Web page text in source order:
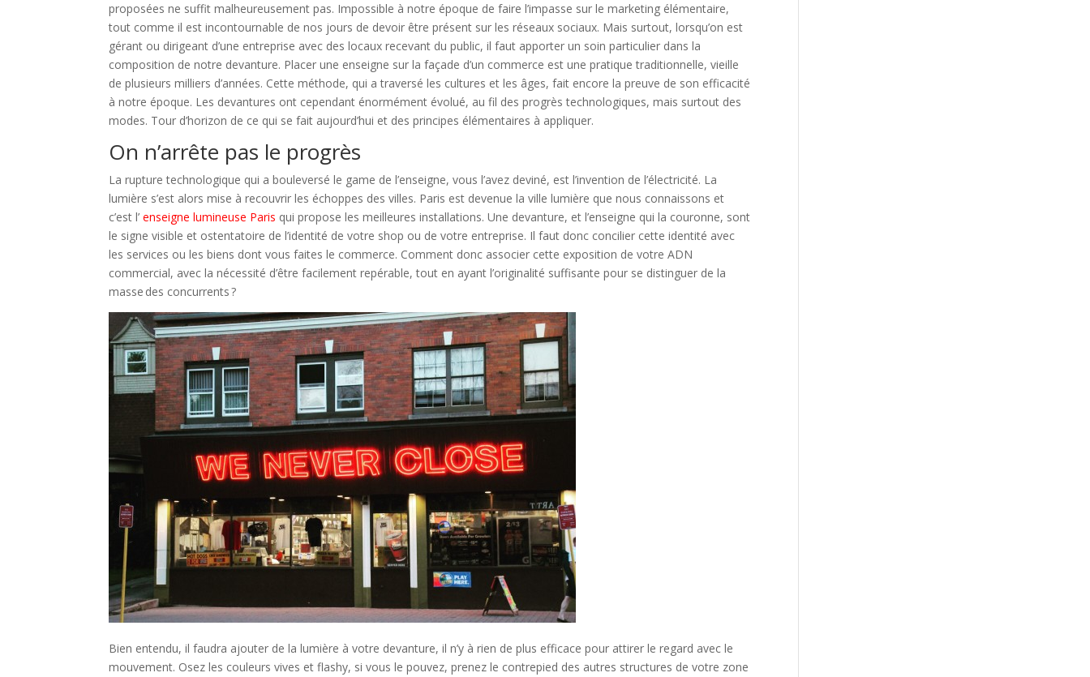
proposées ne suffit malheureusement pas. Impossible à notre époque de faire l’impasse sur le marketing élémentaire,
tout comme il est incontournable de nos jours de devoir être présent sur les réseaux sociaux. Mais surtout, lorsqu’on est
gérant ou dirigeant d’une entreprise avec des locaux recevant du public, il faut apporter un soin particulier dans la
composition de notre devanture. Placer une enseigne sur la façade d’un commerce est une pratique traditionnelle, vieille
de plusieurs milliers d’années. Cette méthode, qui a traversé les cultures et les âges, fait encore la preuve de son efficacité
à notre époque. Les devantures ont cependant énormément évolué, au fil des progrès technologiques, mais surtout des
modes. Tour d’horizon de ce qui se fait aujourd’hui et des principes élémentaires à appliquer.
On n’arrête pas le progrès
La rupture technologique qui a bouleversé le game de l’enseigne, vous l’avez deviné, est l’invention de l’électricité. La
lumière s’est alors mise à recouvrir les échoppes des villes. Paris est devenue la ville lumière que nous connaissons et
c’est l’enseigne lumineuse Paris qui propose les meilleures installations. Une devanture, et l’enseigne qui la couronne, sont
le signe visible et ostentatoire de l’identité de votre shop ou de votre entreprise. Il faut donc concilier cette identité avec
les services ou les biens dont vous faites le commerce. Comment donc associer cette exposition de votre ADN
commercial, avec la nécessité d’être facilement repérable, tout en ayant l’originalité suffisante pour se distinguer de la
masse des concurrents ?
Bien entendu, il faudra ajouter de la lumière à votre devanture, il n’y à rien de plus efficace pour attirer le regard avec le
mouvement. Osez les couleurs vives et flashy, si vous le pouvez, prenez le contrepied des autres structures de votre zone